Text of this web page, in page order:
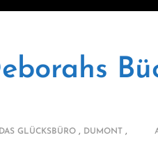
DAS GLÜCKSBÜRO , DUMONT ,